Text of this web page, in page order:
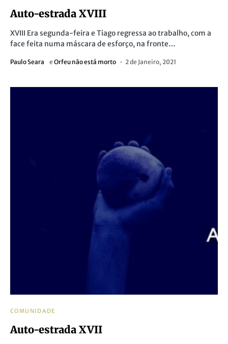
Auto-estrada XVIII
XVIII Era segunda-feira e Tiago regressa ao trabalho, com a
face feita numa máscara de esforço, na fronte…
Paulo Seara e Orfeu não está morto 2 de Janeiro, 2021
COMUNIDADE
Auto-estrada XVII